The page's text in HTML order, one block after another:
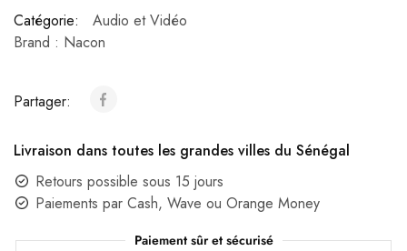
Catégorie:
Audio et Vidéo
Brand : Nacon
Partager:
Livraison dans toutes les grandes villes du Sénégal
Retours possible sous 15 jours
Paiements par Cash, Wave ou Orange Money
Paiement sûr et sécurisé